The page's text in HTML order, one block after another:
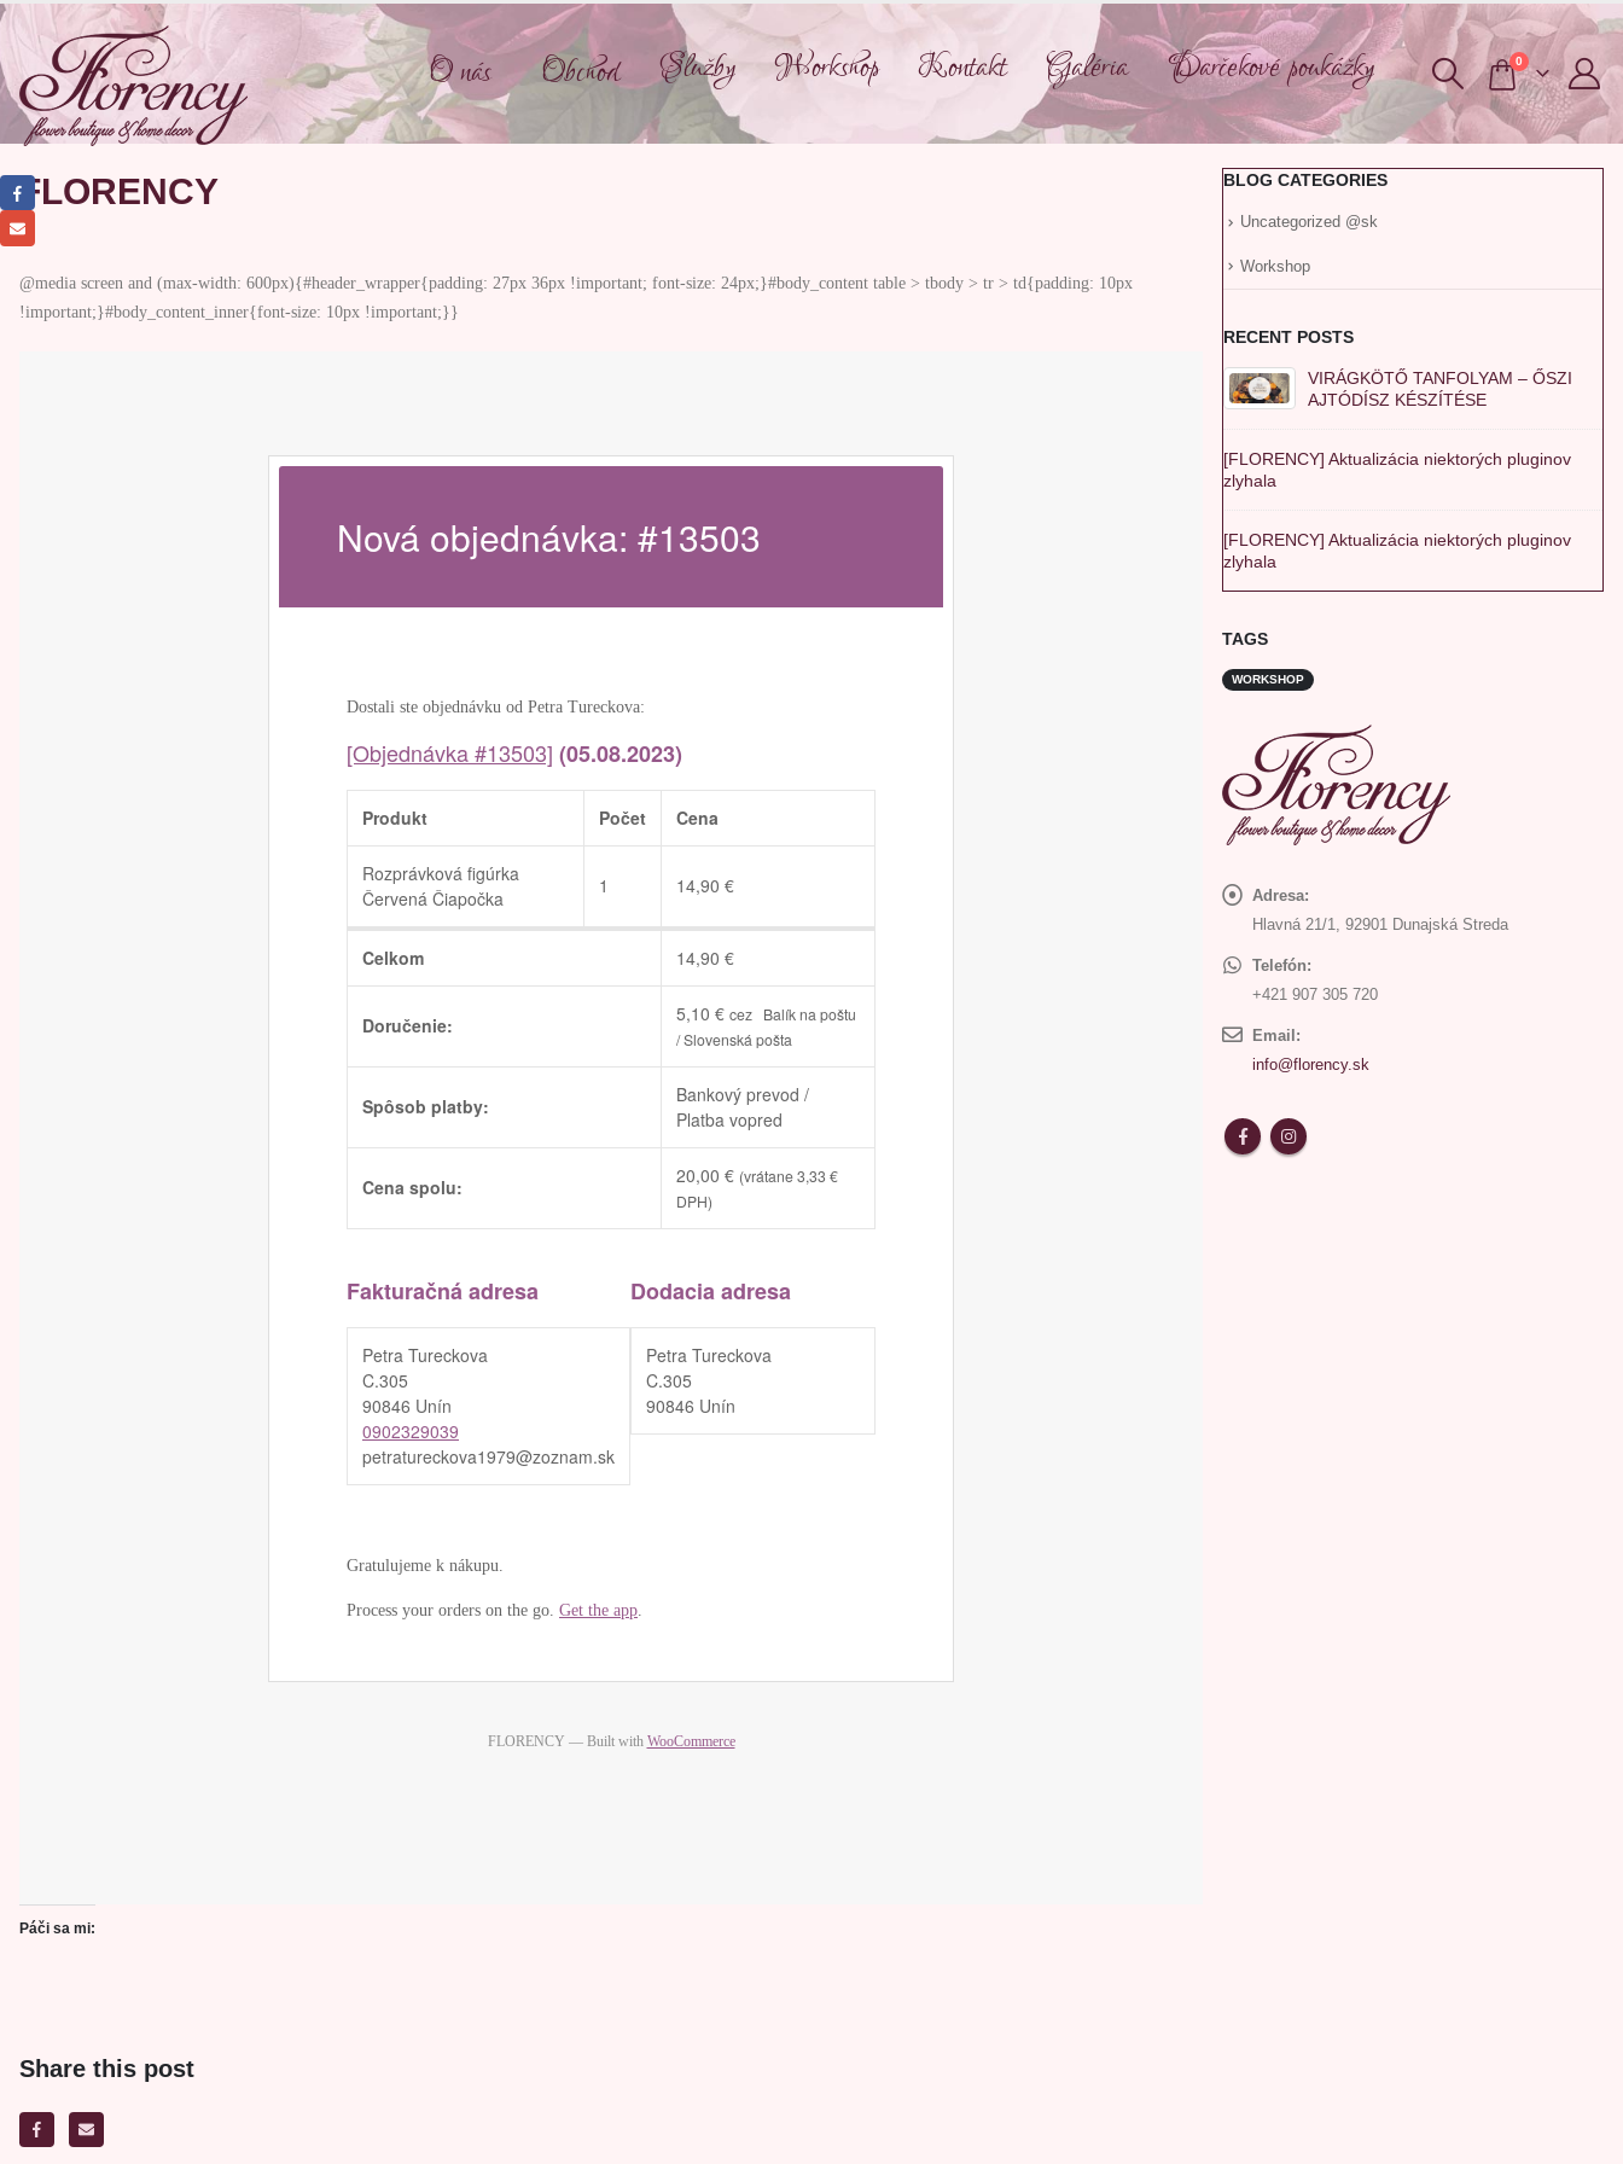
O nás Obchod Služby Workshop Kontakt Galéria Darčekové poukážky 0
FLORENCY
@media screen and (max-width: 600px){#header_wrapper{padding: 27px 36px !important; font-size: 24px;}#body_content table > tbody > tr > td{padding: 10px
!important;}#body_content_inner{font-size: 10px !important;}}
Nová objednávka: #13503
Dostali ste objednávku od Petra Tureckova:
[Objednávka #13503] (05.08.2023)
Produkt Počet Cena
Rozprávková figúrka
Červená Čiapočka
1 14,90 €
Celkom 14,90 €
Doručenie: 5,10 € cez Balík na poštu
/ Slovenská pošta
Spôsob platby:
Bankový prevod /
Platba vopred
Cena spolu: 20,00 € (vrátane3,33 €
DPH)
Fakturačná adresa
Petra Tureckova
C.305
90846 Unín
0902329039
petratureckova1979@zoznam.sk
Dodacia adresa
Petra Tureckova
C.305
90846 Unín
Gratulujeme k nákupu.
Process your orders on the go. Get the app.
FLORENCY — Built with WooCommerce
Páči sa mi:
Share this post
BLOG CATEGORIES
Uncategorized @sk
Workshop
RECENT POSTS
VIRÁGKÖTŐ TANFOLYAM – ŐSZI
AJTÓDÍSZ KÉSZÍTÉSE
[FLORENCY] Aktualizácia niektorých pluginov
zlyhala
[FLORENCY] Aktualizácia niektorých pluginov
zlyhala
TAGS
WORKSHOP
Adresa:
Hlavná 21/1, 92901 Dunajská Streda
Telefón:
+421 907 305 720
Email:
info@florency.sk